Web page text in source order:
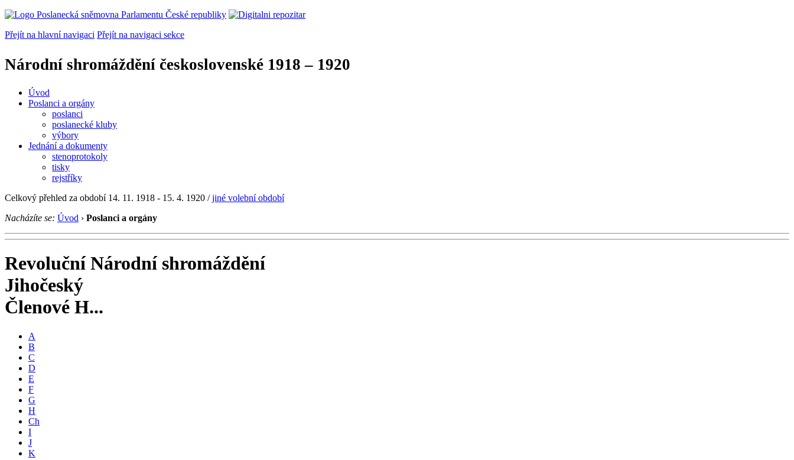
Přejít na hlavní navigaci Přejít na navigaci sekce
Národní shromáždění československé 1918 – 1920
Úvod
Poslanci a orgány
poslanci
poslanecké kluby
výbory
Jednání a dokumenty
stenoprotokoly
tisky
rejstříky
Celkový přehled za období 14. 11. 1918 - 15. 4. 1920 /jiné volební období
Nacházíte se: Úvod › Poslanci a orgány
Revoluční Národní shromáždění
Jihočeský
Členové H...
A
B
C
D
E
F
G
H
Ch
I
J
K